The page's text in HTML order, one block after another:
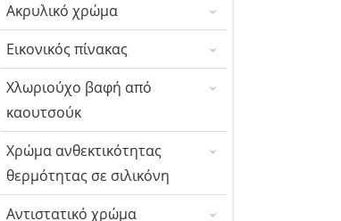
Ακρυλικό χρώμα
Εικονικός πίνακας
Χλωριούχο βαφή από
καουτσούκ
Χρώμα ανθεκτικότητας
θερμότητας σε σιλικόνη
Αντιστατικό χρώμα